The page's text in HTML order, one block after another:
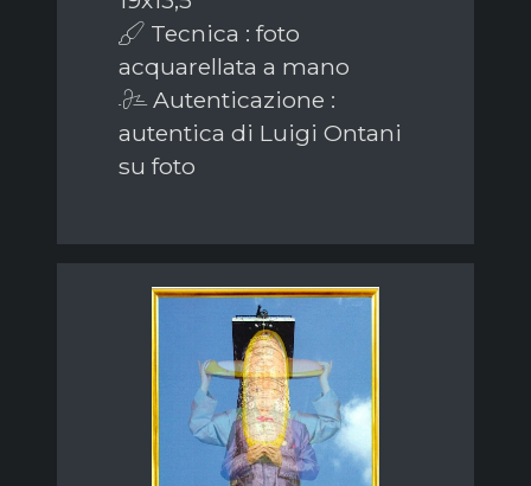
Tecnica : foto
acquarellata a mano
Autenticazione :
autentica di Luigi Ontani
su foto